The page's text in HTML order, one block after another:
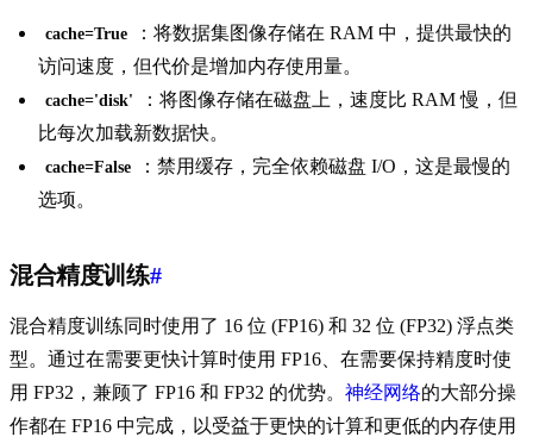
cache=True
：将数据集图像存储在 RAM 中，提供最快的
访问速度，但代价是增加内存使用量。
cache='disk'
：将图像存储在磁盘上，速度比 RAM 慢，但
比每次加载新数据快。
cache=False
：禁用缓存，完全依赖磁盘 I/O，这是最慢的
选项。
混合精度训练#
混合精度训练同时使用了 16 位 (FP16) 和 32 位 (FP32) 浮点类
型。通过在需要更快计算时使用 FP16、在需要保持精度时使
用 FP32，兼顾了 FP16 和 FP32 的优势。 神经网络的大部分操
作都在 FP16 中完成，以受益于更快的计算和更低的内存使用